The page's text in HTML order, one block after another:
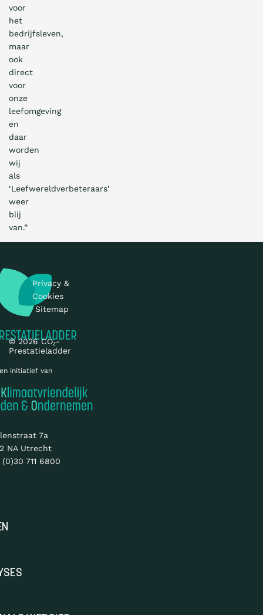
voor
het
bedrijfsleven,
maar
ook
direct
voor
onze
leefomgeving
en
daar
worden
wij
als
‘Leefwereldverbeteraars’
weer
blij
van.”
initiatief van
7a
NA Utrecht
(0)30 711 6800
© 2026 CO₂-
Prestatieladder
Privacy &
Cookies
Sitemap